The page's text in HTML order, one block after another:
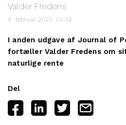
Valder Fredens
4. februar 2025 13:32
I anden udgave af Journal of
fortæller Valder Fredens om
naturlige rente
Del